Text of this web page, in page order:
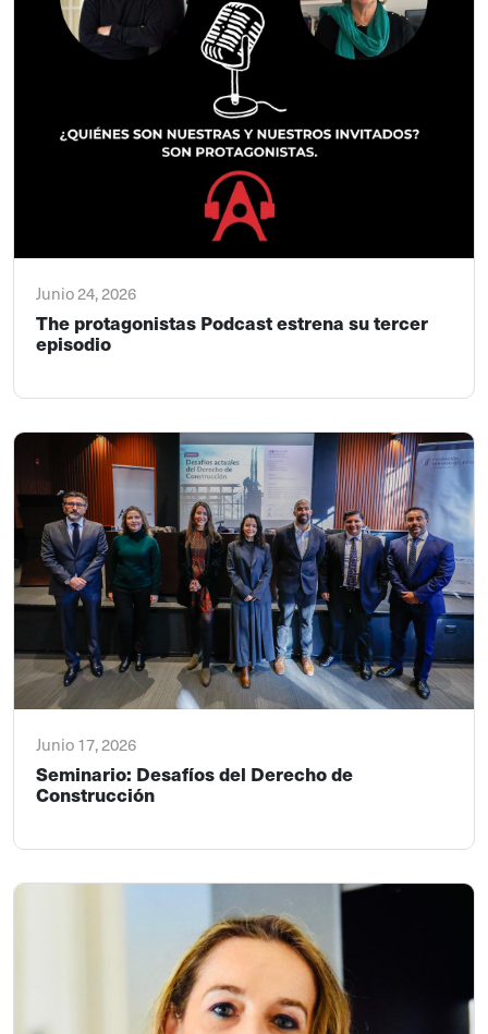
Junio 24, 2026
The protagonistas Podcast estrena su tercer
episodio
Junio 17, 2026
Seminario: Desafíos del Derecho de
Construcción